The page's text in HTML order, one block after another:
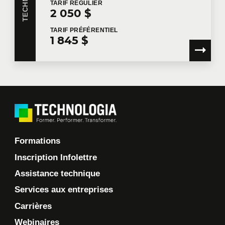
TARIF RÉGULIER
2 050 $
TARIF PRÉFÉRENTIEL
1 845 $
Formations
Inscription Infolettre
Assistance technique
Services aux entreprises
Carrières
Webinaires